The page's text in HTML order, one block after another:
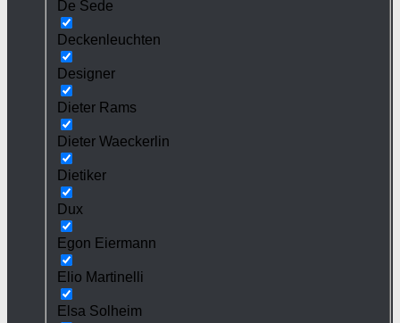
De Sede
Deckenleuchten
Designer
Dieter Rams
Dieter Waeckerlin
Dietiker
Dux
Egon Eiermann
Elio Martinelli
Elsa Solheim